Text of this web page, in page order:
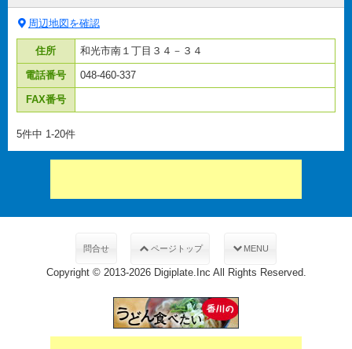
周辺地図を確認
住所 和光市南１丁目３４－３４
電話番号 048-460-337
FAX番号
5件中 1-20件
問合せ ページトップ MENU
Copyright © 2013-2026 Digiplate.Inc All Rights Reserved.